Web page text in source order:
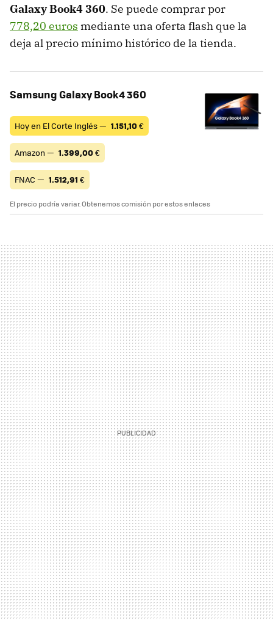
Galaxy Book4 360. Se puede comprar por
778,20 euros mediante una oferta flash que la
deja al precio mínimo histórico de la tienda.
Samsung Galaxy Book4 360
Hoy en El Corte Inglés — 1.151,10€
Amazon — 1.399,00€
FNAC — 1.512,91 €
El precio podría variar. Obtenemos comisión por estos enlaces